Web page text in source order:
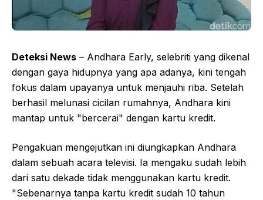
Deteksi News – Andhara Early, selebriti yang dikenal
dengan gaya hidupnya yang apa adanya, kini tengah
fokus dalam upayanya untuk menjauhi riba. Setelah
berhasil melunasi cicilan rumahnya, Andhara kini
mantap untuk "bercerai" dengan kartu kredit.
Pengakuan mengejutkan ini diungkapkan Andhara
dalam sebuah acara televisi. Ia mengaku sudah lebih
dari satu dekade tidak menggunakan kartu kredit.
"Sebenarnya tanpa kartu kredit sudah 10 tahun